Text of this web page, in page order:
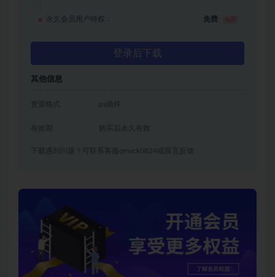
永久会员用户特权： 免费
登录后下载
其他信息
资源格式 ps插件
有效期 购买后永久有效
下载遇到问题？可联系客服qmsck0824或留言反馈